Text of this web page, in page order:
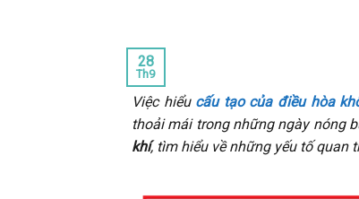
28
Th9
Việc hiểu cấu tạo của điều hòa
thoải mái trong những ngày nóng
khí, tìm hiểu về những yếu tố quan